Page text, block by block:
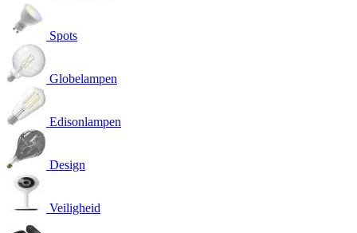
Spots
Globelampen
Edisonlampen
Design
Veiligheid